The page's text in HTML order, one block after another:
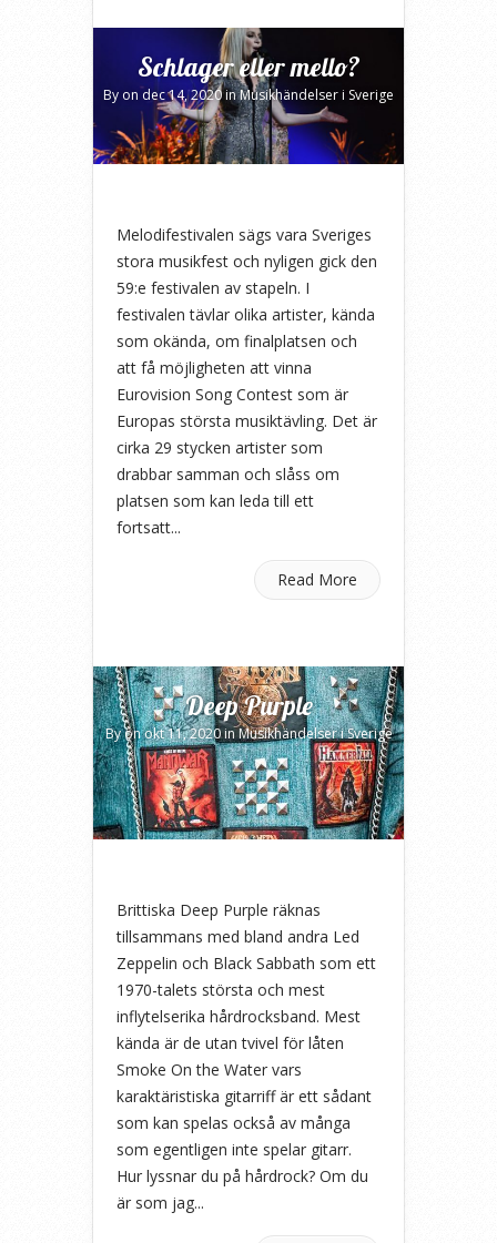
Schlager eller mello?
By on dec 14, 2020 inMusikhändelser i Sverige
Melodifestivalen sägs vara Sveriges
stora musikfest och nyligen gick den
59:e festivalen av stapeln. I
festivalen tävlar olika artister, kända
som okända, om finalplatsen och
att få möjligheten att vinna
Eurovision Song Contest som är
Europas största musiktävling. Det är
cirka 29 stycken artister som
drabbar samman och slåss om
platsen som kan leda till ett
fortsatt...
Read More
Deep Purple
Byon okt 11, 2020 inMusikhändelser i Sverige
Brittiska Deep Purple räknas
tillsammans med bland andra Led
Zeppelin och Black Sabbath som ett
1970-talets största och mest
inflytelserika hårdrocksband. Mest
kända är de utan tvivel för låten
Smoke On the Water vars
karaktäristiska gitarriff är ett sådant
som kan spelas också av många
som egentligen inte spelar gitarr.
Hur lyssnar du på hårdrock? Om du
är som jag...